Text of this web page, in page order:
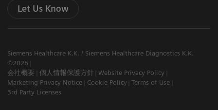
Let Us Know
Siemens Healthcare K.K. / Siemens Healthcare Diagnostics K.K.
©2026
会社概要
個人情報保護方針
Website Privacy Policy
Marketing Privacy Notice
Cookie Policy Terms of Use
3rd Party Licenses